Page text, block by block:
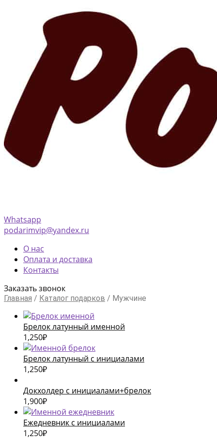
Whatsapp
podarimvip@yandex.ru
О нас
Оплата и доставка
Контакты
Заказать звонок
Главная / Каталог подарков / Мужчине
Брелок латунный именной
1,250₽
Брелок латунный с инициалами
1,250₽
Докхолдер с инициалами+брелок
1,900₽
Ежедневник с инициалами
1,250₽